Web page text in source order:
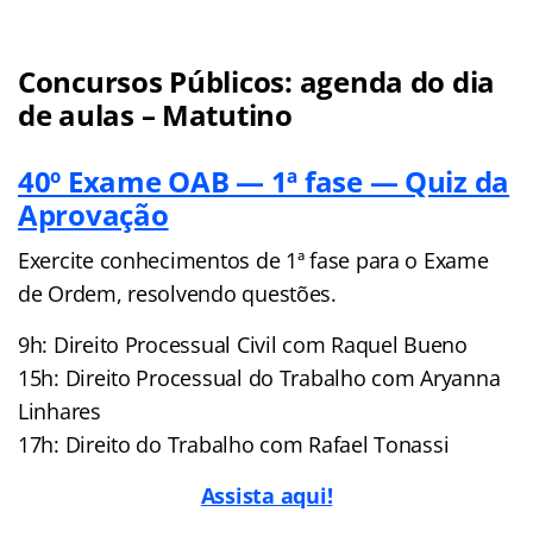
Concursos Públicos: agenda do dia
de aulas – Matutino
40º Exame OAB — 1ª fase — Quiz da
Aprovação
Exercite conhecimentos de 1ª fase para o Exame
de Ordem, resolvendo questões.
9h: Direito Processual Civil com Raquel Bueno
15h: Direito Processual do Trabalho com Aryanna
Linhares
17h: Direito do Trabalho com Rafael Tonassi
Assista aqui!